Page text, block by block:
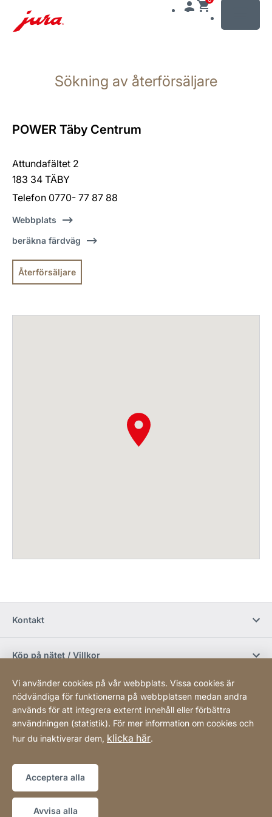
sökning
Sökning av återförsäljare
POWER Täby Centrum
Attundafältet 2
183 34 TÄBY
Telefon 0770- 77 87 88
Webbplats
beräkna färdväg
Återförsäljare
Kontakt
Köp på nätet / Villkor
Newsletter
Webbplats
[Website
information]
Sitemap
Vi använder cookies på vår webbplats. Vissa cookies är
nödvändiga för funktionerna på webbplatsen medan andra
används för att integrera externt innehåll eller förbättra
användningen (statistik). För mer information om cookies och
hur du inaktiverar dem, klicka här.
Acceptera alla
Avvisa alla